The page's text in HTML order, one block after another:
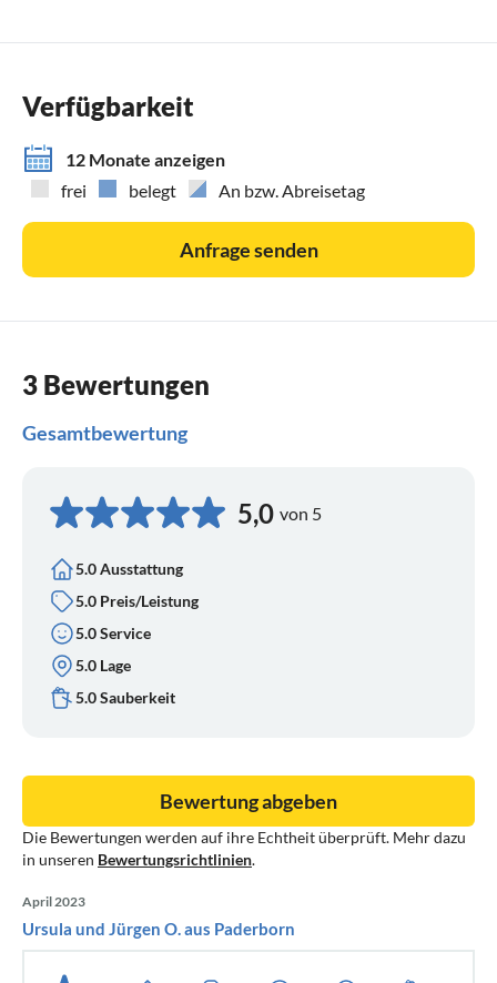
Verfügbarkeit
12 Monate anzeigen
frei
belegt An bzw. Abreisetag
Anfrage senden
3 Bewertungen
Gesamtbewertung
5,0 von 5
5.0 Ausstattung
5.0 Preis/Leistung
5.0 Service
5.0 Lage
5.0 Sauberkeit
Die Bewertungen werden auf ihre Echtheit überprüft. Mehr dazu
in unseren Bewertungsrichtlinien.
Bewertung abgeben
April 2023
Ursula und Jürgen O. aus Paderborn